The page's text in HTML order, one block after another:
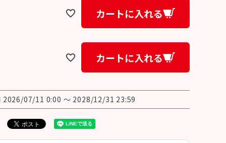
カートに入れる
カートに入れる
2026/07/11 0:00 〜 2028/12/31 23:59